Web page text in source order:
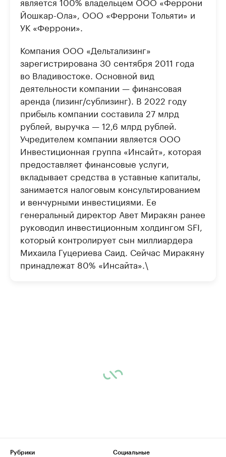
Йошкар-Ола», ООО «Феррони Тольяти» и
УК «Феррони».
Компания ООО «Дельтализинг»
зарегистрирована 30 сентября 2011 года
во Владивостоке. Основной вид
деятельности компании — финансовая
аренда (лизинг/сублизинг). В 2022 году
прибыль компании составила 27 млрд
рублей, выручка — 12,6 млрд рублей.
Учредителем компании является ООО
Инвестиционная группа «Инсайт», которая
предоставляет финансовые услуги,
вкладывает средства в уставные капиталы,
занимается налоговым консультированием
и венчурными инвестициями. Ее
генеральный директор Авет Миракян ранее
руководил инвестиционным холдингом SFI,
который контролирует сын миллиардера
Михаила Гуцериева Саид. Сейчас Миракяну
принадлежат 80% «Инсайта».\
Рубрики
Социальные